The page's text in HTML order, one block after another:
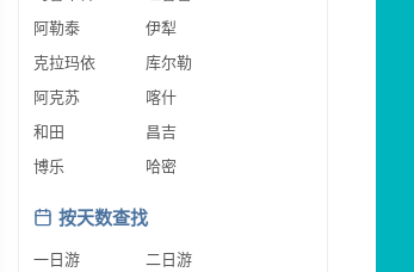
阿勒泰
伊犁
克拉玛依
库尔勒
阿克苏
喀什
和田
昌吉
博乐
哈密
按天数查找
一日游
二日游